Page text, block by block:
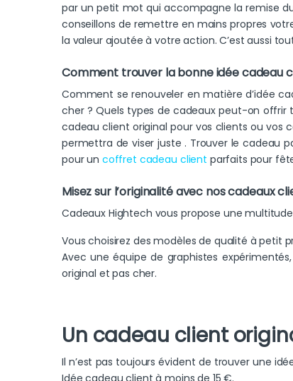
par un petit mot qui accompagne la remise
conseillons de remettre en mains propres
la valeur ajoutée à votre action. C’est aussi
Comment trouver la bonne idée cadeau
Comment se renouveler en matière d’idée
cher ? Quels types de cadeaux peut-on offrir
cadeau client original pour vos clients ou vos
permettra de viser juste . Trouver le cadeau
pour un coffret cadeau client parfaits pour
Misez sur l’originalité avec nos cadeaux
Cadeaux Hightech vous propose une
Vous choisirez des modèles de qualité à petit
Avec une équipe de graphistes
original et pas cher.
Un cadeau client
Il n’est pas toujours évident de trouver une